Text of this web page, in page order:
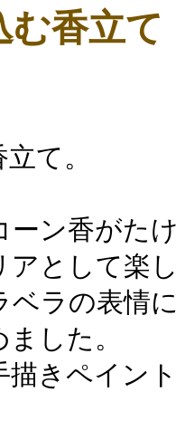
む香立て
て。
ーン香がた
アとして楽
ベラの表情
した。
描きペイン